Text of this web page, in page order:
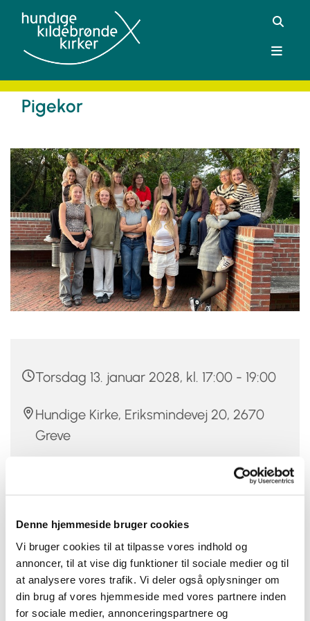
Denne hjemmeside bruger cookies
Vi bruger cookies til at tilpasse vores indhold og
annoncer, til at vise dig funktioner til sociale medier og til
at analysere vores trafik. Vi deler også oplysninger om
din brug af vores hjemmeside med vores partnere inden
for sociale medier, annonceringspartnere og
Pigekor
Torsdag 13. januar 2028, kl. 17:00 - 19:00
Hundige Kirke, Eriksmindevej 20, 2670
Greve
Er du mellem 12 og 20 år, vild med musik og at synge,
så er Hundige-Kildebrønde Kirkers Pigekor måske
noget for dig.
Pigekoret øver hver torsdag fra kl. 17-19 i Hundige kirke,